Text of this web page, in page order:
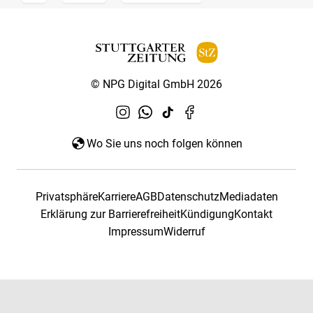
© NPG Digital GmbH 2026
Wo Sie uns noch folgen können
PrivatsphäreKarriereAGBDatenschutzMediadaten
Erklärung zur BarrierefreiheitKündigungKontakt
ImpressumWiderruf